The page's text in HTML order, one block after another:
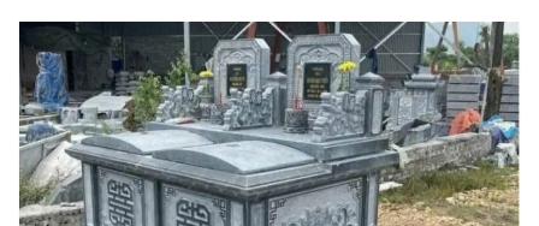
MẪU MỘ ĐÁ ĐẸP MẪU MỘ ĐÁ ĐÔI ĐẸP MỘ ĐÁ HẬU BÀNH MỘ ĐÁ KHÔNG MÁI
Mẫu mộ đá đôi không mái đơn giản, giá tốt được ưa chuộng
năm 2026
Mộ đá đôi không mái là mẫu mộ liền khối dạng hậu bành vuông